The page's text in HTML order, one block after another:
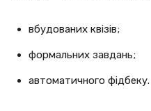
вбудованих квізів;
формальних завдань;
автоматичного фідбеку.